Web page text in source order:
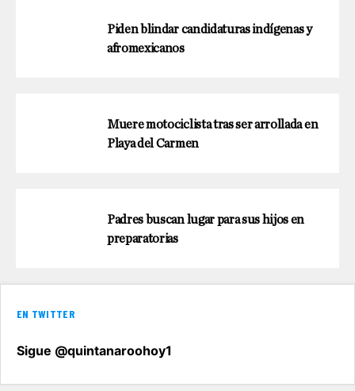
Piden blindar candidaturas indígenas y
afromexicanos
Muere motociclista tras ser arrollada en
Playa del Carmen
Padres buscan lugar para sus hijos en
preparatorias
EN TWITTER
Sigue @quintanaroohoy1